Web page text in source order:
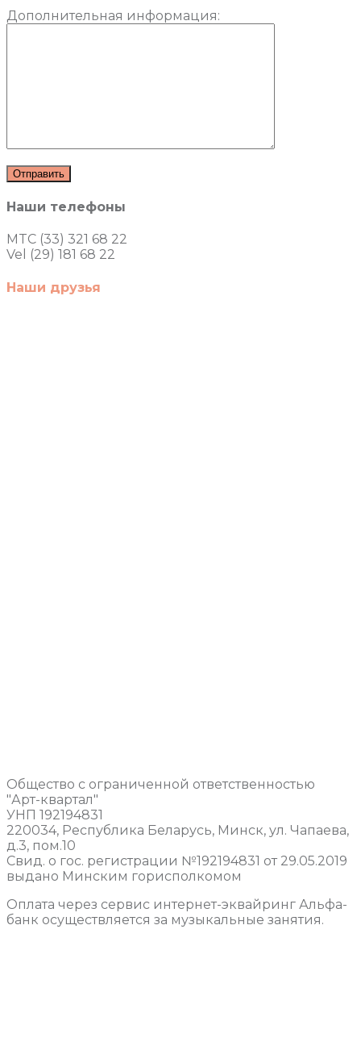
Дополнительная информация:
Наши телефоны
MTC (33) 321 68 22
Vel (29) 181 68 22
Наши друзья
Общество с ограниченной ответственностью
"Арт-квартал"
УНП 192194831
220034, Республика Беларусь, Минск, ул. Чапаева,
д.3, пом.10
Свид. о гос. регистрации №192194831 от 29.05.2019
выдано Минским горисполкомом
Оплата через сервис интернет-эквайринг Альфа-
банк осуществляется за музыкальные занятия.